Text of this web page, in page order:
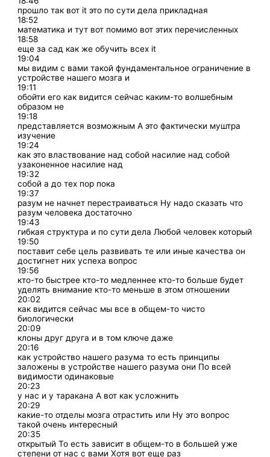
прошло так вот it это по сути дела прикладная
18:52
математика и тут вот помимо вот этих перечисленных
18:58
еще за сад как же обучить всех it
19:04
мы видим с вами такой фундаментальное ограничение в
устройстве нашего мозга и
19:11
обойти его как видится сейчас каким-то волшебным
образом не
19:18
представляется возможным А это фактически муштра
изучение
19:24
как это властвование над собой насилие над собой
узаконенное насилие над
19:32
собой а до тех пор пока
19:37
разум не начнет перестраиваться Ну надо сказать что
разум человека достаточно
19:43
гибкая структура и по сути дела Любой человек который
19:50
поставит себе цель развивать те или иные качества он
достигнет них успеха вопрос
19:56
кто-то быстрее кто-то медленнее кто-то больше будет
уделять внимание кто-то меньше в этом отношении
20:02
как видится сейчас мы все в общем-то чисто
биологически
20:09
клоны друг друга и в том ключе даже
20:16
как устройство нашего разума то есть принципы
заложены в устройстве нашего разума они По всей
видимости одинаковые
20:23
у нас и у таракана А вот как усложнить
20:29
какие-то отделы мозга отрастить или Ну это вопрос
такой очень интересный
20:35
открытый То есть зависит в общем-то в большей уже
степени от нас с вами Хотя вот еще раз